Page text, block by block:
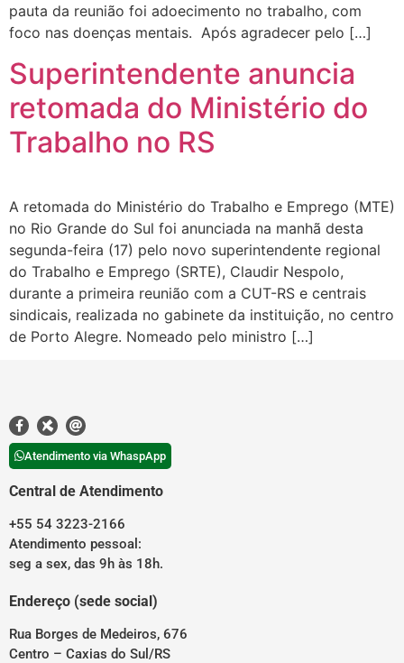
pauta da reunião foi adoecimento no trabalho, com
foco nas doenças mentais. Após agradecer pelo […]
Superintendente anuncia
retomada do Ministério do
Trabalho no RS
A retomada do Ministério do Trabalho e Emprego (MTE)
no Rio Grande do Sul foi anunciada na manhã desta
segunda-feira (17) pelo novo superintendente regional
do Trabalho e Emprego (SRTE), Claudir Nespolo,
durante a primeira reunião com a CUT-RS e centrais
sindicais, realizada no gabinete da instituição, no centro
de Porto Alegre. Nomeado pelo ministro […]
Atendimento via WhaspApp
Central de Atendimento
+55 54 3223-2166
Atendimento pessoal:
seg a sex, das 9h às 18h.
Endereço (sede social)
Rua Borges de Medeiros, 676
Centro – Caxias do Sul/RS